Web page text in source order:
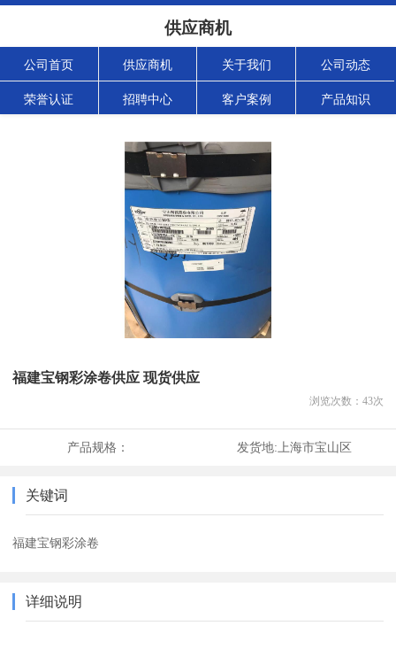
供应商机
公司首页 供应商机 关于我们 公司动态
荣誉认证 招聘中心 客户案例 产品知识
福建宝钢彩涂卷供应 现货供应
浏览次数： 43次
产品规格： 发货地: 上海市宝山区
关键词
福建宝钢彩涂卷
详细说明